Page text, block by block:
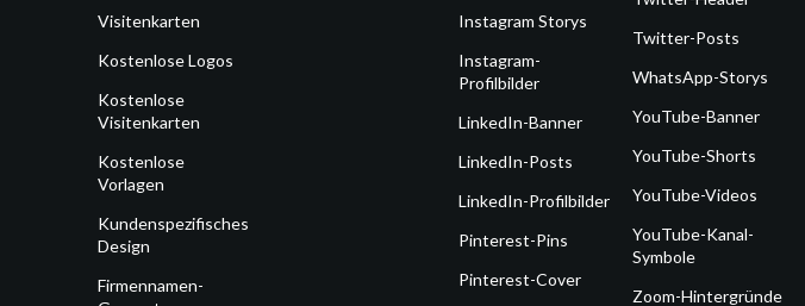
Visitenkarten
Kostenlose Logos
Kostenlose
Visitenkarten
Kostenlose
Vorlagen
Kundenspezifisches
Design
Firmennamen-
Instagram Storys
Instagram-
Profilbilder
LinkedIn-Banner
LinkedIn-Posts
LinkedIn-Profilbilder
Pinterest-Pins
Pinterest-Cover
Twitter-Posts
WhatsApp-Storys
YouTube-Banner
YouTube-Shorts
YouTube-Videos
YouTube-Kanal-
Symbole
Zoom-Hintergründe